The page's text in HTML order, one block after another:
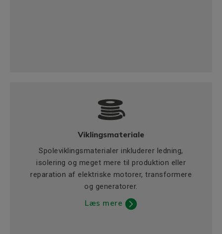
Viklingsmateriale
Spoleviklingsmaterialer inkluderer ledning,
isolering og meget mere til produktion eller
reparation af elektriske motorer, transformere
og generatorer.
Læs mere